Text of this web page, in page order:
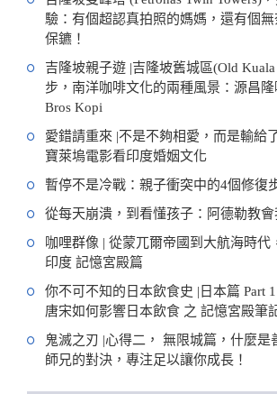
驗：有個超認真拍照的媽媽，還有個
保鑣！
吉隆坡親子遊 |吉隆坡舊城區(Old
步，南洋咖啡文化的兩種風景：源昌
Bros Kopi
愛錯請重來 |不是不夠相愛，而是輸
寶萊塢電影看印度婚姻文化
暫停不是冷戰：親子衝突中的4個修復
從每天崩潰，到看懂孩子：阿德勒教
咖哩群像 | 從蒙兀爾帝國到大航海時代
印度 記憶宮殿篇
你不可不知的日本飲食史 |日本篇 Part
唐宋如何影響日本飲食 之 記憶宮殿筆
鬼滅之刃 |心得二， 無限城篇，什麼是
師兄的對決，專注足以讓你成長！